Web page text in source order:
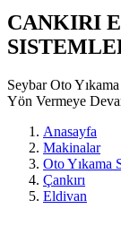
CANKIRI
Seybar Oto
Yön Vermeye
Anasayfa
Makinalar
Oto Yıkama
Çankırı
Eldivan